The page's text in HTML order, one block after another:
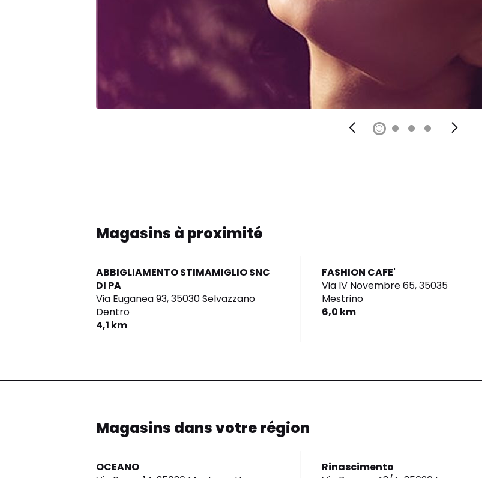
Magasins à proximité
ABBIGLIAMENTO STIMAMIGLIO SNC
DI PA
Via Euganea 93,35030 Selvazzano
Dentro
4,1 km
FASHION CAFE'
Via IV Novembre 65,35035
Mestrino
6,0 km
Magasins dans votre région
OCEANO
Rinascimento